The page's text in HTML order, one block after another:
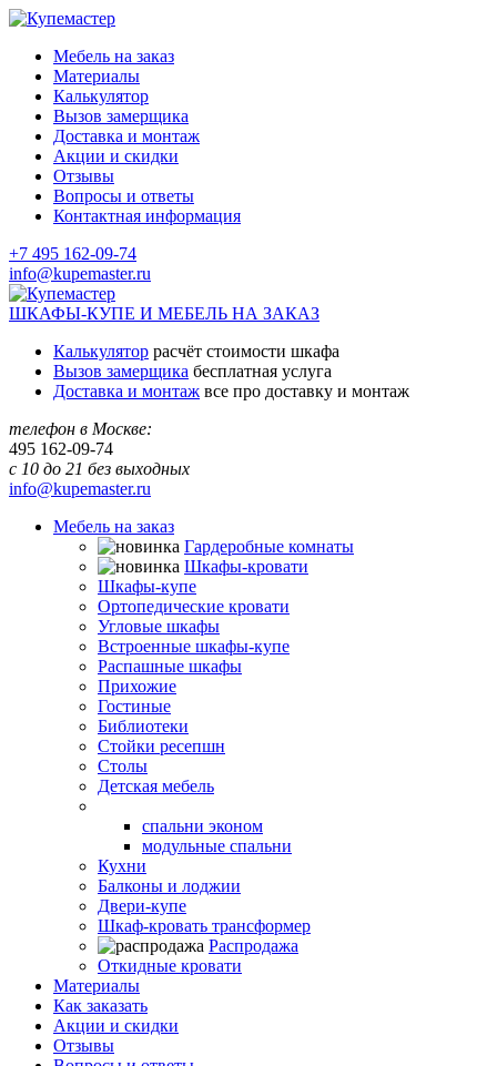
Мебель на заказ
Материалы
Калькулятор
Вызов замерщика
Доставка и монтаж
Акции и скидки
Отзывы
Вопросы и ответы
Контактная информация
+7 495 162-09-74
info@kupemaster.ru
ШКАФЫ-КУПЕ И МЕБЕЛЬ НА ЗАКАЗ
Калькулятор расчёт стоимости шкафа
Вызов замерщика бесплатная услуга
Доставка и монтаж все про доставку и монтаж
телефон в Москве:
495 162-09-74
с 10 до 21 без выходных
info@kupemaster.ru
Мебель на заказ
Гардеробные комнаты
Шкафы-кровати
Шкафы-купе
Ортопедические кровати
Угловые шкафы
Встроенные шкафы-купе
Распашные шкафы
Прихожие
Гостиные
Библиотеки
Стойки ресепшн
Столы
Детская мебель
спальни эконом
модульные спальни
Кухни
Балконы и лоджии
Двери-купе
Шкаф-кровать трансформер
Распродажа
Откидные кровати
Материалы
Как заказать
Акции и скидки
Отзывы